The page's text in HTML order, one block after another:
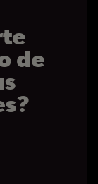
de
de cookies